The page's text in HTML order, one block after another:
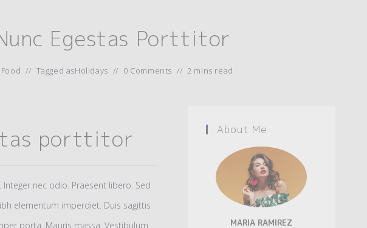
Egestas Porttitor
Food Tagged asHolidays 0 Comments 2 mins read
porttitor
nec odio. Praesent libero. Sed
elementum imperdiet. Duis sagittis
porta. Mauris massa. Vestibulum
About Me
MARIA RAMIREZ